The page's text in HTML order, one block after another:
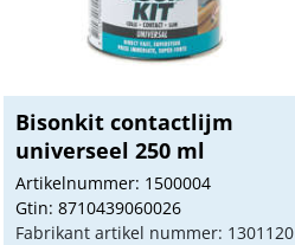
Bisonkit contactlijm
universeel 250 ml
Artikelnummer: 1500004
Gtin: 8710439060026
Fabrikant artikel nummer: 1301120